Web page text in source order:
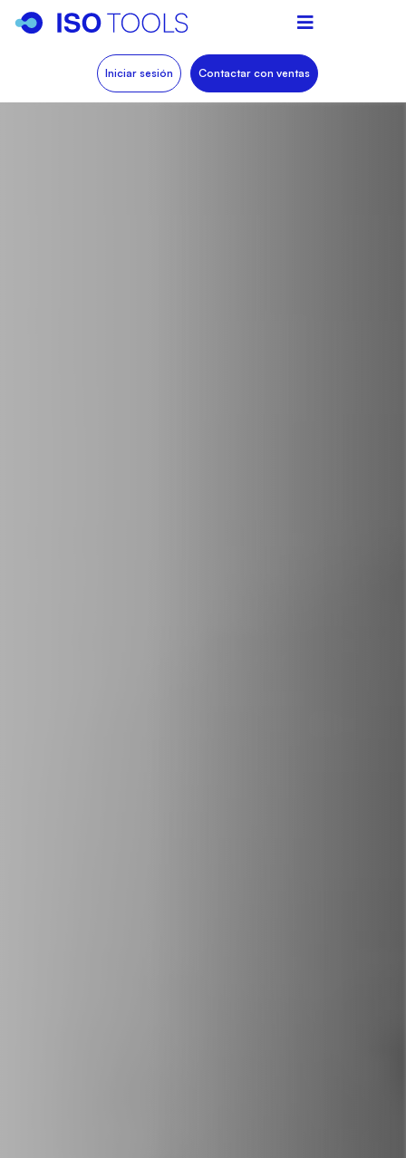
Iniciar sesión Contactar con ventas